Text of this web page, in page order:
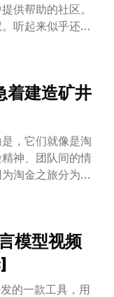
供帮助的社区。
听起来似乎还不
着建造矿井
，它们就像是淘
神、团队间的情
淘金之旅分为两
黄金；其次，才
，一个“可复制
通的商业公
模型视频
的一款工具，用